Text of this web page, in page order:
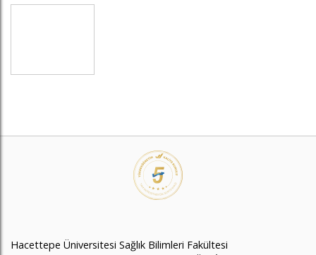
Hacettepe Üniversitesi Sağlık Bilimleri Fakültesi